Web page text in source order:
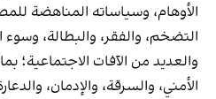
الأوهام، وسياساته المناهضة
التضخم، والفقر، والبطالة، وسوء
والعديد من الآفات الاجتماعية؛
الأمني، والسرقة، والإدمان،